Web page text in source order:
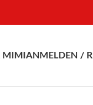
MIMI ANMELDEN /